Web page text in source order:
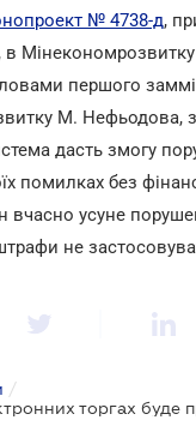
№ 4738-д,
в
першого
М. Нефьодова,
дасть змогу
помилках без
вчасно усуне
не
/